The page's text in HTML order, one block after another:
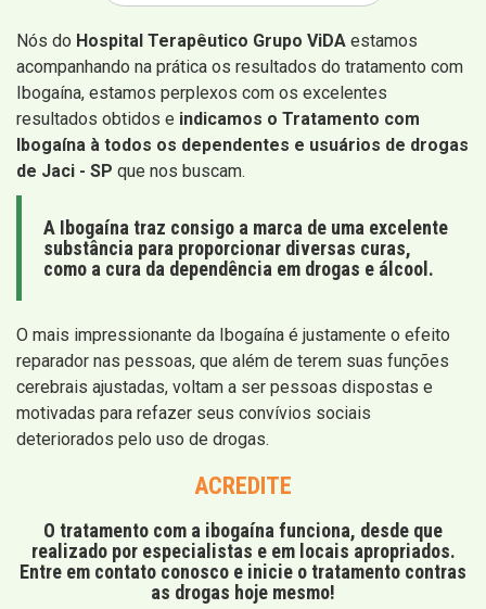
Nós do Hospital Terapêutico Grupo ViDA estamos
acompanhando na prática os resultados do tratamento com
Ibogaína, estamos perplexos com os excelentes
resultados obtidos e indicamos o Tratamento com
Ibogaína à todos os dependentes e usuários de drogas
de Jaci - SP que nos buscam.
A Ibogaína traz consigo a marca de uma excelente
substância para proporcionar diversas curas,
como a cura da dependência em drogas e álcool.
O mais impressionante da Ibogaína é justamente o efeito
reparador nas pessoas, que além de terem suas funções
cerebrais ajustadas, voltam a ser pessoas dispostas e
motivadas para refazer seus convívios sociais
deteriorados pelo uso de drogas.
ACREDITE
O tratamento com a ibogaína funciona, desde que
realizado por especialistas e em locais apropriados.
Entre em contato conosco e inicie o tratamento contras
as drogas hoje mesmo!